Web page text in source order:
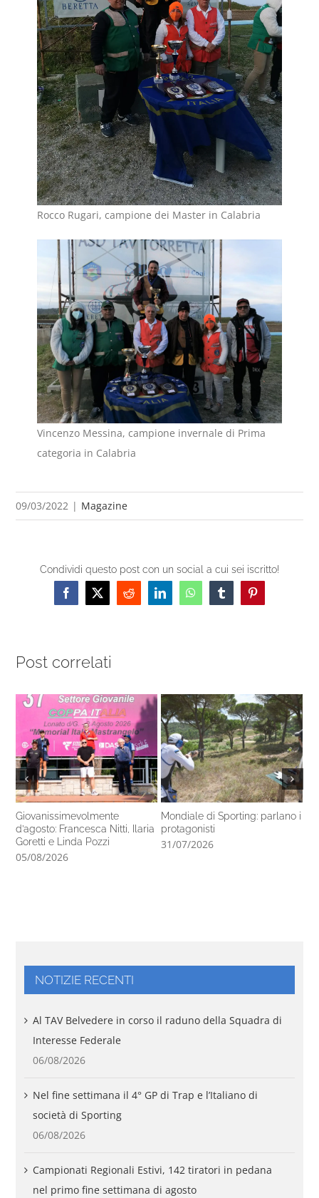
Rocco Rugari, campione dei Master in Calabria
Vincenzo Messina, campione invernale di Prima
categoria in Calabria
09/03/2022 | Magazine
Condividi questo post con un social a cui sei iscritto!
Facebook
X RedditLinkedInWhatsAppTumblrPinterest
Post correlati
Giovanissimevolmente
d’agosto: Francesca Nitti, Ilaria
Goretti e Linda Pozzi
05/08/2026
Mondiale di Sporting: parlano i
protagonisti
31/07/2026
NOTIZIE RECENTI
Al TAV Belvedere in corso il raduno della Squadra di
Interesse Federale
06/08/2026
Nel fine settimana il 4° GP di Trap e l’Italiano di
società di Sporting
06/08/2026
Campionati Regionali Estivi, 142 tiratori in pedana
nel primo fine settimana di agosto